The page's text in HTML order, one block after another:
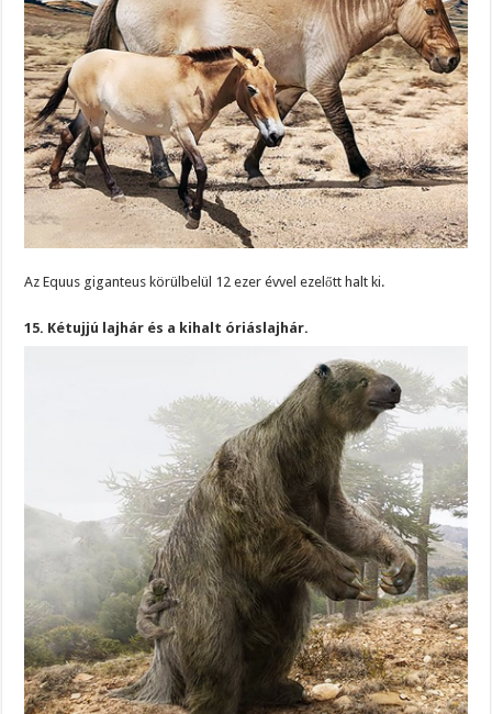
Az Equus giganteus körülbelül 12 ezer évvel ezelőtt halt ki.
15. Kétujjú lajhár és a kihalt óriáslajhár.